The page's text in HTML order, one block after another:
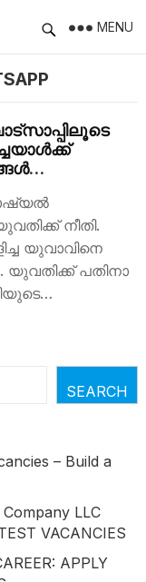
MENU
നീതി.
യുവാവിനെ
പ​തി​നാ​
SEARCH
– Build a
LLC
VACANCIES
APPLY